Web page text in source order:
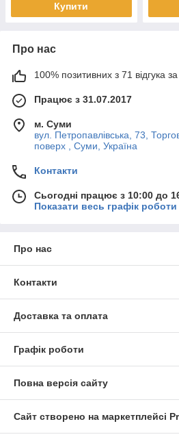
Купити
Про нас
100% позитивних з 71 відгука за
Працює з 31.07.2017
м. Суми
вул. Петропавлівська, 73,
поверх , Суми, Україна
Контакти
Сьогодні працює з 10:00 до
Показати весь графік роботи
Про нас
Контакти
Доставка та оплата
Графік роботи
Повна версія сайту
Сайт створено на маркетплейсі